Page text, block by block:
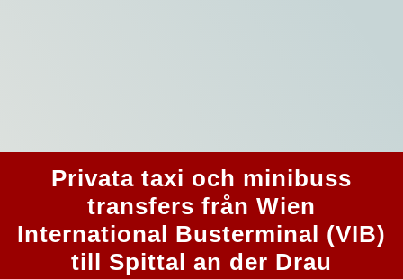
Privata taxi och minibuss
transfers från Wien
International Busterminal (VIB)
till Spittal an der Drau